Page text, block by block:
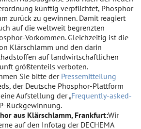
künftig verpflichtet, Phosphor
zurück zu gewinnen. Damit reagiert
auf die weltweit begrenzten
Vorkommen. Gleichzeitig ist die
Klärschlamm und den darin
auf landwirtschaftlichen
größtenteils verboten.
Sie bitte der Pressemitteilung
der Deutsche Phosphor-Plattform
eine Aufstellung der „Frequently-asked-
Rückgewinnung.
aus Klärschlamm, Frankfurt:Wir
auf den Infotag der DECHEMA